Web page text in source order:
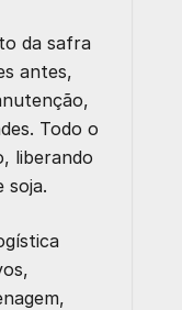
da safra
antes,
Todo o
liberando
soja.